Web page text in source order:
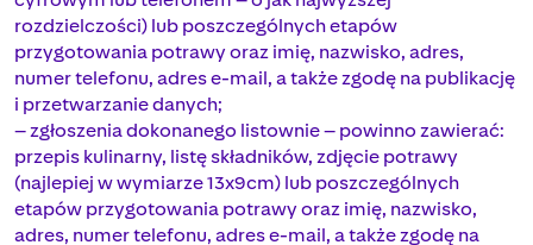
rozdzielczości) lub poszczególnych etapów
przygotowania potrawy oraz imię, nazwisko, adres,
numer telefonu, adres e-mail, a także zgodę na publikację
i przetwarzanie danych;
– zgłoszenia dokonanego listownie – powinno zawierać:
przepis kulinarny, listę składników, zdjęcie potrawy
(najlepiej w wymiarze 13x9cm) lub poszczególnych
etapów przygotowania potrawy oraz imię, nazwisko,
adres, numer telefonu, adres e-mail, a także zgodę na